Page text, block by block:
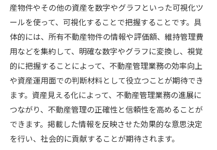
産物件やその他の資産を数字やグラフといった可視化ツ
ールを使って、可視化することで把握することです。具
体的には、所有不動産物件の情報や評価額、維持管理費
用などを集約して、明確な数字やグラフに変換し、視覚
的に把握することによって、不動産管理業務の効率向上
や資産運用面での判断材料として役立つことが期待でき
ます。資産見える化によって、不動産管理業務の進展に
つながり、不動産管理の正確性と信頼性を高めることが
できます。掲載した情報を反映させた効果的な意思決定
を行い、社会的に貢献することが期待されます。